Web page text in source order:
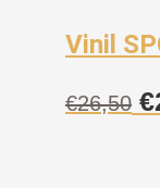
Vinil
€26,50 €